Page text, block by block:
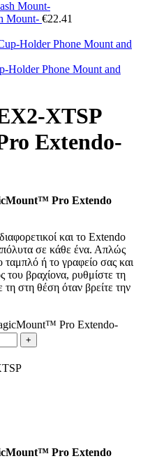
Mount- €22.41
Holder Phone Mount and
XTSP
Extendo-
Pro Extendo
και το Extendo
σε κάθε ένα. Απλώς
ή το γραφείο σας και
του βραχίονα, ρυθμίστε τη
στη θέση όταν βρείτε την
Pro Extendo-
Pro Extendo